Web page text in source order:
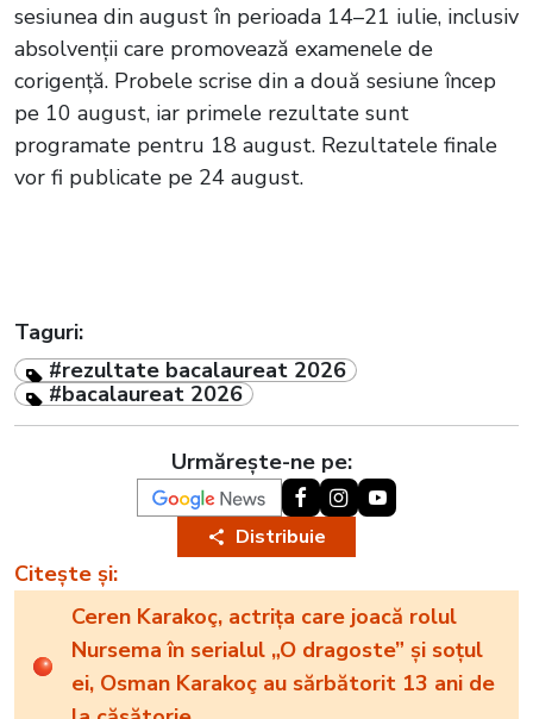
sesiunea din august în perioada 14–21 iulie, inclusiv
absolvenții care promovează examenele de
corigență. Probele scrise din a două sesiune încep
pe 10 august, iar primele rezultate sunt
programate pentru 18 august. Rezultatele finale
vor fi publicate pe 24 august.
Taguri:
#rezultate bacalaureat 2026
#bacalaureat 2026
Urmărește-ne pe:
Distribuie
Citește și:
Ceren Karakoç, actrița care joacă rolul
Nursema în serialul „O dragoste” și soțul
ei, Osman Karakoç au sărbătorit 13 ani de